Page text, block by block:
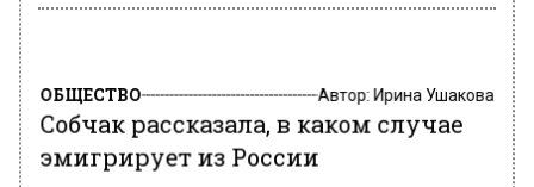
ОБЩЕСТВО Автор:Ирина Ушакова
Собчак рассказала, в каком случае
эмигрирует из России